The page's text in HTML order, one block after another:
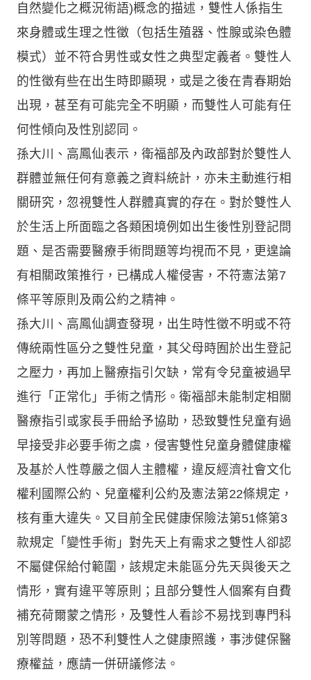
自然變化之概況術語)概念的描述，雙性人係指生
來身體或生理之性徵（包括生殖器、性腺或染色體
模式）並不符合男性或女性之典型定義者。雙性人
的性徵有些在出生時即顯現，或是之後在青春期始
出現，甚至有可能完全不明顯，而雙性人可能有任
何性傾向及性別認同。
孫大川、高鳳仙表示，衛福部及內政部對於雙性人
群體並無任何有意義之資料統計，亦未主動進行相
關研究，忽視雙性人群體真實的存在。對於雙性人
於生活上所面臨之各類困境例如出生後性別登記問
題、是否需要醫療手術問題等均視而不見，更遑論
有相關政策推行，已構成人權侵害，不符憲法第7
條平等原則及兩公約之精神。
孫大川、高鳳仙調查發現，出生時性徵不明或不符
傳統兩性區分之雙性兒童，其父母時囿於出生登記
之壓力，再加上醫療指引欠缺，常有令兒童被過早
進行「正常化」手術之情形。衛福部未能制定相關
醫療指引或家長手冊給予協助，恐致雙性兒童有過
早接受非必要手術之虞，侵害雙性兒童身體健康權
及基於人性尊嚴之個人主體權，違反經濟社會文化
權利國際公約、兒童權利公約及憲法第22條規定，
核有重大違失。又目前全民健康保險法第51條第3
款規定「變性手術」對先天上有需求之雙性人卻認
不屬健保給付範圍，該規定未能區分先天與後天之
情形，實有違平等原則；且部分雙性人個案有自費
補充荷爾蒙之情形，及雙性人看診不易找到專門科
別等問題，恐不利雙性人之健康照護，事涉健保醫
療權益，應請一併研議修法。